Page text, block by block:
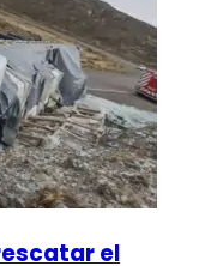
el